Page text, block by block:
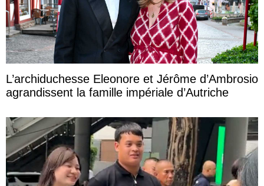
L’archiduchesse Eleonore et Jérôme d’Ambrosio
agrandissent la famille impériale d’Autriche